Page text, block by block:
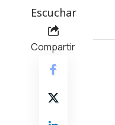
Escuchar
Compartir